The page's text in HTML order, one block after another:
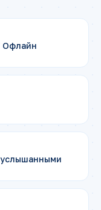
Офлайн